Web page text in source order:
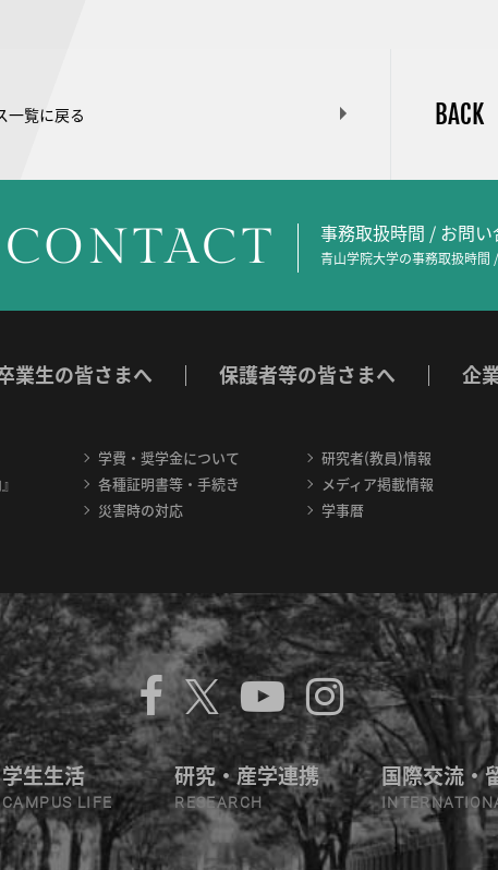
一覧に戻る BACK
CONTACT 事務取扱時間 / お問い
青山学院大学の事務取扱時間
業生の皆さまへ 保護者等の皆さまへ 企
学費・奨学金について
各種証明書等・手続き
災害時の対応
研究者(教員)情報
メディア掲載情報
学事暦
学生生活
CAMPUS LIFE
研究・産学連携
RESEARCH
国際交流・